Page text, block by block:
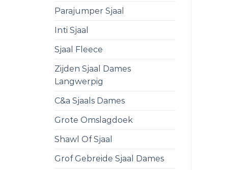
Parajumper Sjaal
Inti Sjaal
Sjaal Fleece
Zijden Sjaal Dames
Langwerpig
C&a Sjaals Dames
Grote Omslagdoek
Shawl Of Sjaal
Grof Gebreide Sjaal Dames